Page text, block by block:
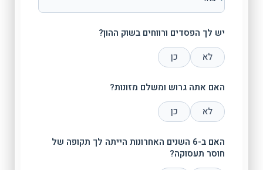
יש לך הפסדים ורווחים בשוק ההון?
לא
כן
האם אתה גרוש ומשלם מזונות?
לא
כן
האם ב-6 השנים האחרונות הייתה לך תקופה של
חוסר תעסוקה?